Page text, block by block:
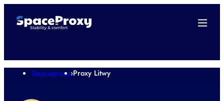
Spaceproxy›Proxy Litwy